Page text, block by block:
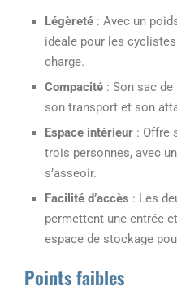
Légèreté : Avec un
idéale pour les
charge.
Compacité : Son sac
son transport et son
Espace intérieur : Offre
trois personnes, avec
s’asseoir.
Facilité d’accès : Les
permettent une entrée
espace de stockage
Points faibles